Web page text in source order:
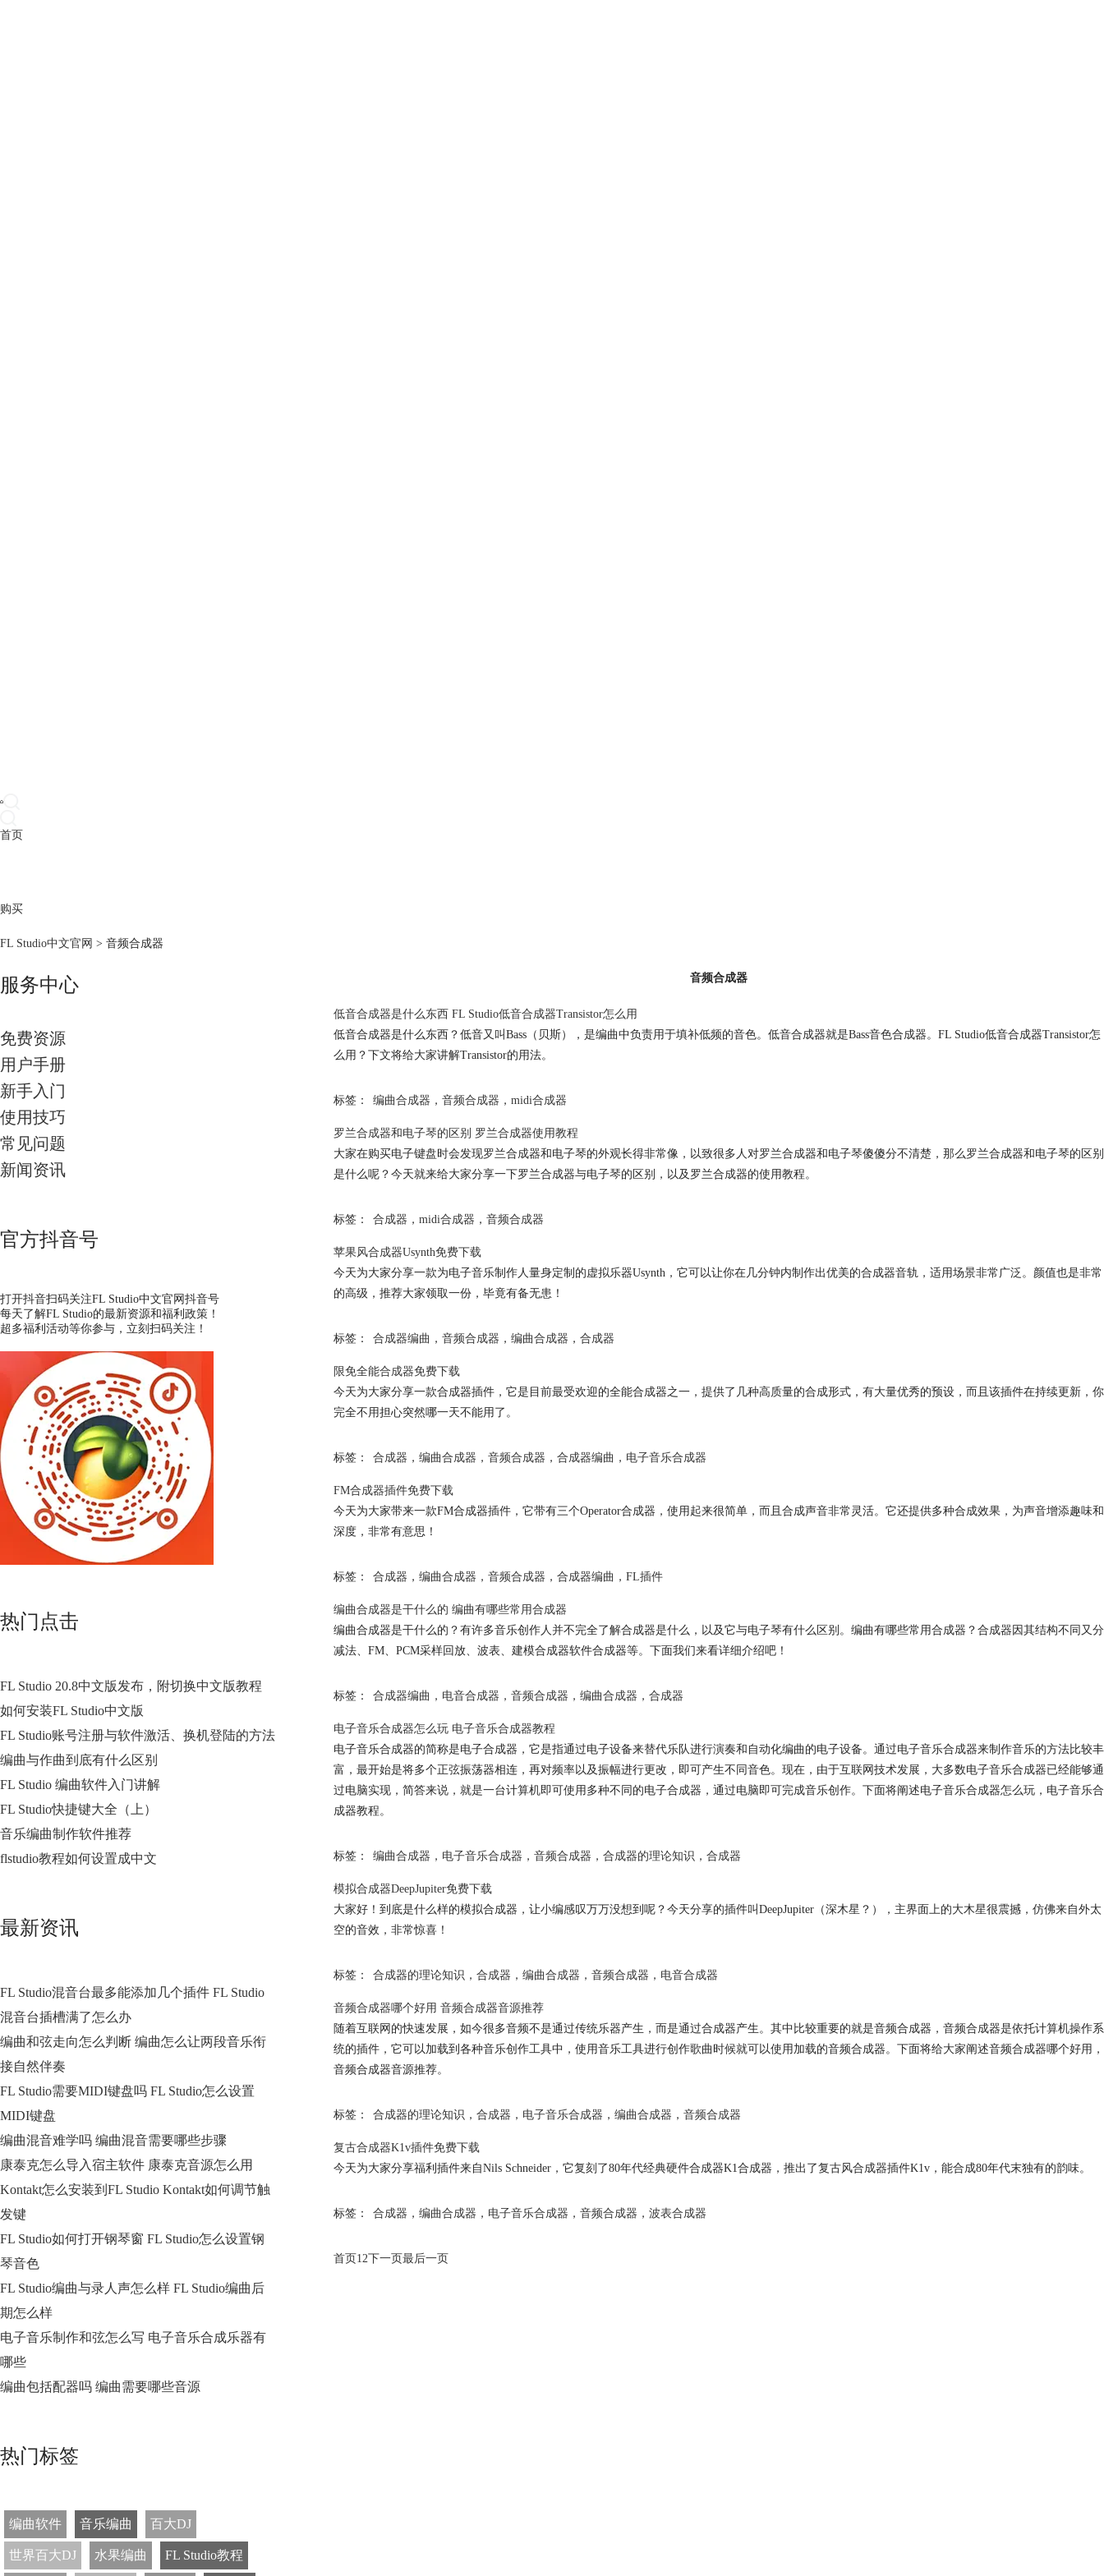
首页
购买
FL Studio中文官网 > 音频合成器
服务中心
免费资源
用户手册
新手入门
使用技巧
常见问题
新闻资讯
官方抖音号
打开抖音扫码关注FL Studio中文官网抖音号
每天了解FL Studio的最新资源和福利政策！
超多福利活动等你参与，立刻扫码关注！
热门点击
FL Studio 20.8中文版发布，附切换中文版教程
如何安装FL Studio中文版
FL Studio账号注册与软件激活、换机登陆的方法
编曲与作曲到底有什么区别
FL Studio 编曲软件入门讲解
FL Studio快捷键大全（上）
音乐编曲制作软件推荐
flstudio教程如何设置成中文
最新资讯
FL Studio混音台最多能添加几个插件 FL Studio
混音台插槽满了怎么办
编曲和弦走向怎么判断 编曲怎么让两段音乐衔
接自然伴奏
FL Studio需要MIDI键盘吗 FL Studio怎么设置
MIDI键盘
编曲混音难学吗 编曲混音需要哪些步骤
康泰克怎么导入宿主软件 康泰克音源怎么用
Kontakt怎么安装到FL Studio Kontakt如何调节触
发键
FL Studio如何打开钢琴窗 FL Studio怎么设置钢
琴音色
FL Studio编曲与录人声怎么样 FL Studio编曲后
期怎么样
电子音乐制作和弦怎么写 电子音乐合成乐器有
哪些
编曲包括配器吗 编曲需要哪些音源
热门标签
编曲软件 音乐编曲 百大DJ
世界百大DJ 水果编曲 FL Studio教程
音频合成器
低音合成器是什么东西 FL Studio低音合成器Transistor怎么用
低音合成器是什么东西？低音又叫Bass（贝斯），是编曲中负责用于填补低频的音色。低音合成器就是Bass音色合成器。FL Studio低音合成器Transistor怎
么用？下文将给大家讲解Transistor的用法。
标签： 编曲合成器 ， 音频合成器 ， midi合成器
罗兰合成器和电子琴的区别 罗兰合成器使用教程
大家在购买电子键盘时会发现罗兰合成器和电子琴的外观长得非常像，以致很多人对罗兰合成器和电子琴傻傻分不清楚，那么罗兰合成器和电子琴的区别
是什么呢？今天就来给大家分享一下罗兰合成器与电子琴的区别，以及罗兰合成器的使用教程。
标签： 合成器 ， midi合成器 ， 音频合成器
苹果风合成器Usynth免费下载
今天为大家分享一款为电子音乐制作人量身定制的虚拟乐器Usynth，它可以让你在几分钟内制作出优美的合成器音轨，适用场景非常广泛。颜值也是非常
的高级，推荐大家领取一份，毕竟有备无患！
标签： 合成器编曲 ， 音频合成器 ， 编曲合成器 ， 合成器
限免全能合成器免费下载
今天为大家分享一款合成器插件，它是目前最受欢迎的全能合成器之一，提供了几种高质量的合成形式，有大量优秀的预设，而且该插件在持续更新，你
完全不用担心突然哪一天不能用了。
标签： 合成器 ， 编曲合成器 ， 音频合成器 ， 合成器编曲 ， 电子音乐合成器
FM合成器插件免费下载
今天为大家带来一款FM合成器插件，它带有三个Operator合成器，使用起来很简单，而且合成声音非常灵活。它还提供多种合成效果，为声音增添趣味和
深度，非常有意思！
标签： 合成器 ， 编曲合成器 ， 音频合成器 ， 合成器编曲 ， FL插件
编曲合成器是干什么的 编曲有哪些常用合成器
编曲合成器是干什么的？有许多音乐创作人并不完全了解合成器是什么，以及它与电子琴有什么区别。编曲有哪些常用合成器？合成器因其结构不同又分
减法、FM、PCM采样回放、波表、建模合成器软件合成器等。下面我们来看详细介绍吧！
标签： 合成器编曲 ， 电音合成器 ， 音频合成器 ， 编曲合成器 ， 合成器
电子音乐合成器怎么玩 电子音乐合成器教程
电子音乐合成器的简称是电子合成器，它是指通过电子设备来替代乐队进行演奏和自动化编曲的电子设备。通过电子音乐合成器来制作音乐的方法比较丰
富，最开始是将多个正弦振荡器相连，再对频率以及振幅进行更改，即可产生不同音色。现在，由于互联网技术发展，大多数电子音乐合成器已经能够通
过电脑实现，简答来说，就是一台计算机即可使用多种不同的电子合成器，通过电脑即可完成音乐创作。下面将阐述电子音乐合成器怎么玩，电子音乐合
成器教程。
标签： 编曲合成器 ， 电子音乐合成器 ， 音频合成器 ， 合成器的理论知识 ， 合成器
模拟合成器DeepJupiter免费下载
大家好！到底是什么样的模拟合成器，让小编感叹万万没想到呢？今天分享的插件叫DeepJupiter（深木星？），主界面上的大木星很震撼，仿佛来自外太
空的音效，非常惊喜！
标签： 合成器的理论知识 ， 合成器 ， 编曲合成器 ， 音频合成器 ， 电音合成器
音频合成器哪个好用 音频合成器音源推荐
随着互联网的快速发展，如今很多音频不是通过传统乐器产生，而是通过合成器产生。其中比较重要的就是音频合成器，音频合成器是依托计算机操作系
统的插件，它可以加载到各种音乐创作工具中，使用音乐工具进行创作歌曲时候就可以使用加载的音频合成器。下面将给大家阐述音频合成器哪个好用，
音频合成器音源推荐。
标签： 合成器的理论知识 ， 合成器 ， 电子音乐合成器 ， 编曲合成器 ， 音频合成器
复古合成器K1v插件免费下载
今天为大家分享福利插件来自Nils Schneider，它复刻了80年代经典硬件合成器K1合成器，推出了复古风合成器插件K1v，能合成80年代末独有的韵味。
标签： 合成器 ， 编曲合成器 ， 电子音乐合成器 ， 音频合成器 ， 波表合成器
首页12下一页最后一页